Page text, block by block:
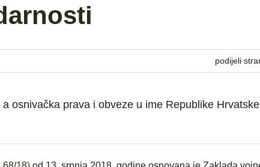
podijeli
osnivačka prava i obveze u ime Republike Hrvatske